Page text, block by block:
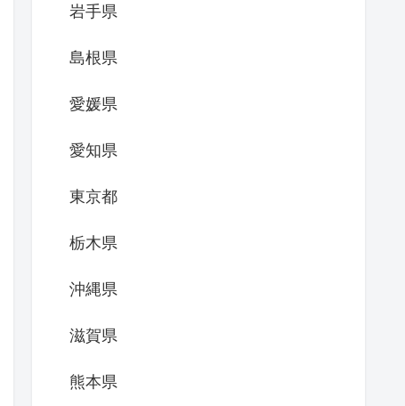
岩手県
島根県
愛媛県
愛知県
東京都
栃木県
沖縄県
滋賀県
熊本県